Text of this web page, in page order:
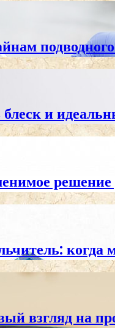
и
когда
взгляд на